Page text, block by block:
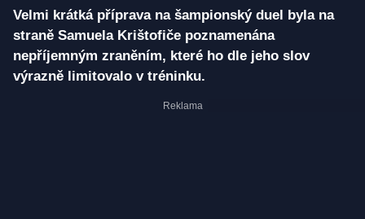
Velmi krátká příprava na šampionský duel byla na
straně Samuela Krištofiče poznamenána
nepříjemným zraněním, které ho dle jeho slov
výrazně limitovalo v tréninku.